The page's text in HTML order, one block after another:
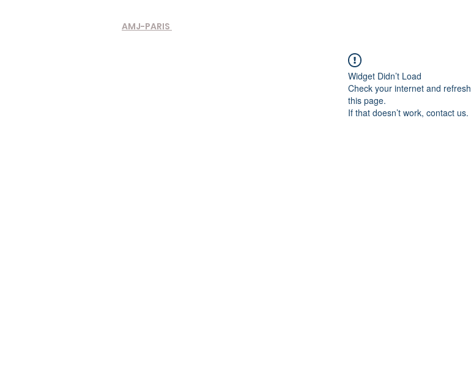
AMJ-PARIS
Widget Didn’t Load
Check your internet and refresh
this page.
If that doesn’t work, contact us.